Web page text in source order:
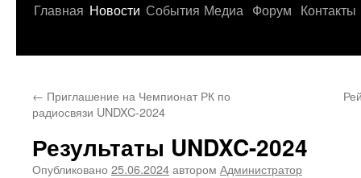
Главная Новости События Медиа Форум Контакты
← Приглашение на Чемпионат РК по
радиосвязи UNDXC-2024
Результаты UNDXC-2024
Опубликовано 25.06.2024автором Администратор